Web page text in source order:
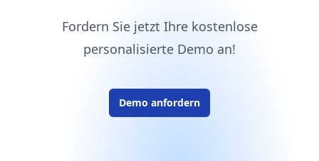
Fordern Sie jetzt Ihre kostenlose
personalisierte Demo an!
Demo anfordern